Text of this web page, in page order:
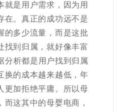
就是用户需求，因为用
在。真正的成功远不是
的多少流量，而是这批
找到归属，就好像丰富
分析都是用户找到归属
换的成本越来越低，年
更加拒绝平庸。所以母
这其中的母婴电商，